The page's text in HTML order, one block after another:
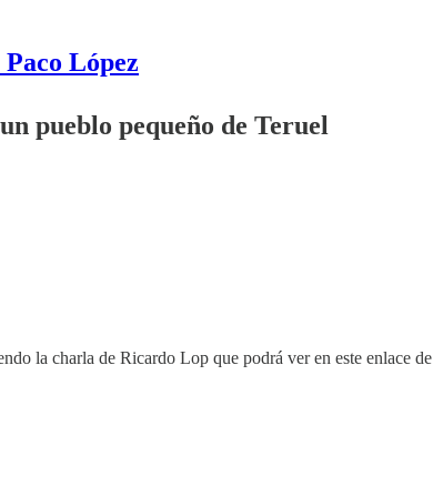
López
pueblo pequeño de Teruel
la charla de Ricardo Lop que podrá ver en este enlace de